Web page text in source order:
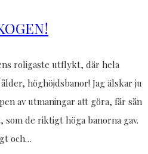
roligaste utflykt, där hela
höghöjdsbanor! Jag älskar ju
av utmaningar att göra, får sån
som de riktigt höga banorna gav.
och…